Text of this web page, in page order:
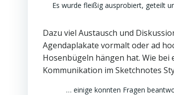
Es wurde fleißig ausprobiert, geteilt
Dazu viel Austausch und
Agendaplakate vormalt oder ad
Hosenbügeln hängen hat. Wie
Kommunikation im Sketchnotes
… einige konnten Fragen